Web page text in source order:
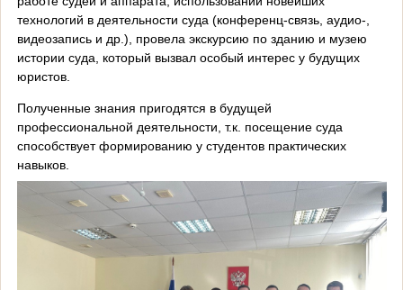
технологий в деятельности суда (конференц-связь, аудио-,
видеозапись и др.), провела экскурсию по зданию и музею
истории суда, который вызвал особый интерес у будущих
юристов.
Полученные знания пригодятся в будущей
профессиональной деятельности, т.к. посещение суда
способствует формированию у студентов практических
навыков.